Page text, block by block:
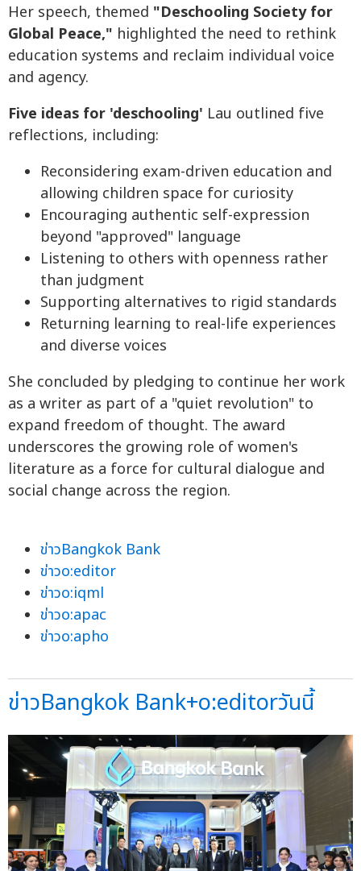
Her speech, themed "Deschooling Society for
Global Peace," highlighted the need to rethink
education systems and reclaim individual voice
and agency.
Five ideas for 'deschooling' Lau outlined five
reflections, including:
Reconsidering exam-driven education and
allowing children space for curiosity
Encouraging authentic self-expression
beyond "approved" language
Listening to others with openness rather
than judgment
Supporting alternatives to rigid standards
Returning learning to real-life experiences
and diverse voices
She concluded by pledging to continue her work
as a writer as part of a "quiet revolution" to
expand freedom of thought. The award
underscores the growing role of women's
literature as a force for cultural dialogue and
social change across the region.
ข่าวBangkok Bank
ข่าวo:editor
ข่าวo:iqml
ข่าวo:apac
ข่าวo:apho
ข่าวBangkok Bank+o:editorวันนี้